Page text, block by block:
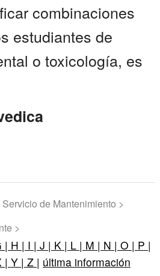
combinaciones
estudiantes de
o toxicología, es
de Mantenimiento >
>
| H | I | J | K | L | M | N | O | P |
| Y | Z | última información